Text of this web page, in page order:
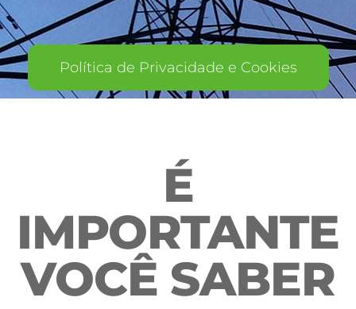
Política de Privacidade e Cookies
É
IMPORTANTE
VOCÊ SABER